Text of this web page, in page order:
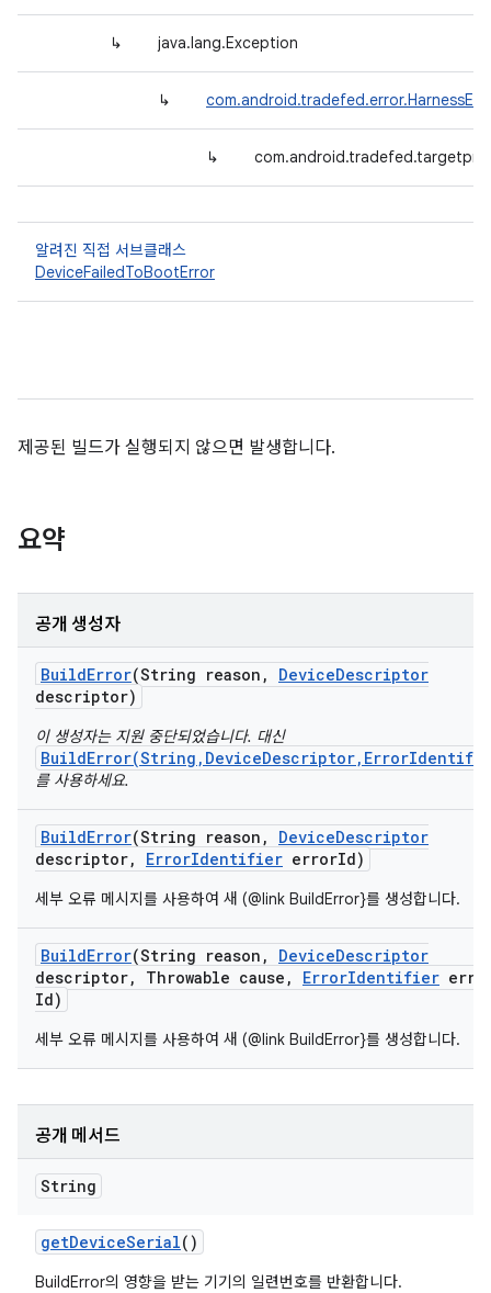
↳ java.lang.Exception
↳
↳
알려진 직접 서브클래스
DeviceFailedToBootError
제공된 빌드가 실행되지 않으면 발생합니다.
요약
공개 생성자
BuildError(String reason , DeviceDescriptor
descriptor)
이 생성자는 지원 중단되었습니다. 대신
를 사용하세요.
BuildError(String reason , DeviceDescriptor
descriptor, ErrorIdentifier errorId)
세부 오류 메시지를 사용하여 새 (@link BuildError}를 생성합니다.
BuildError(String reason , DeviceDescriptor
descriptor, Throwable cause , ErrorIdentifier
Id)
세부 오류 메시지를 사용하여 새 (@link BuildError}를 생성합니다.
공개 메서드
String
getDeviceSerial()
BuildError의 영향을 받는 기기의 일련번호를 반환합니다.